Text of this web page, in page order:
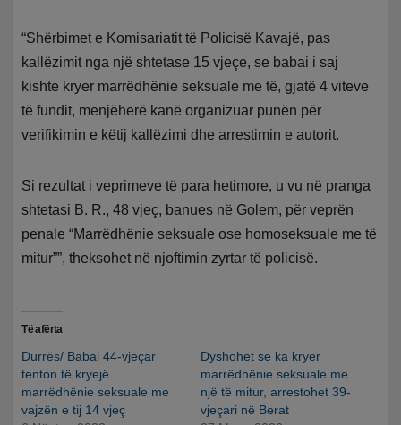
“Shërbimet e Komisariatit të Policisë Kavajë, pas
kallëzimit nga një shtetase 15 vjeçe, se babai i saj
kishte kryer marrëdhënie seksuale me të, gjatë 4 viteve
të fundit, menjëherë kanë organizuar punën për
verifikimin e këtij kallëzimi dhe arrestimin e autorit.
Si rezultat i veprimeve të para hetimore, u vu në pranga
shtetasi B. R., 48 vjeç, banues në Golem, për veprën
penale “Marrëdhënie seksuale ose homoseksuale me të
mitur””, theksohet në njoftimin zyrtar të policisë.
Të afërta
Durrës/ Babai 44-vjeçar
tenton të kryejë
marrëdhënie seksuale me
vajzën e tij 14 vjeç
Dyshohet se ka kryer
marrëdhënie seksuale me
një të mitur, arrestohet 39-
vjeçari në Berat